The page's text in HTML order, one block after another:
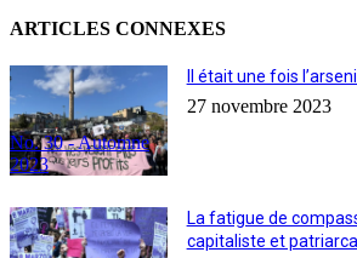
ARTICLES CONNEXES
No. 30 - Automne
2023
Il était une fois
27 novembre 2023
La fatigue de
capitaliste et